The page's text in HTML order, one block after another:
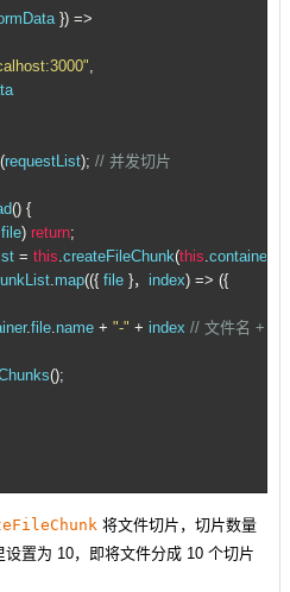
}) =>
,
(requestList); // 并发切片
() {
file) return;
= this.createFileChunk(this.container
.map(({ file }， index) => ({
.file.name + "-" + index // 文件名 + 数
();
将文件切片，切片数量
置为 10，即将文件分成 10 个切片